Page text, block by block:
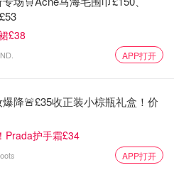
£38
APP打开
降🚨£35收正装小棕瓶礼盒！价
Prada护手霜£34
APP打开